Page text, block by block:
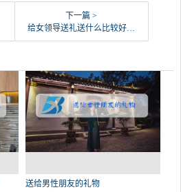
下一篇 >
给女领导送礼送什么比较好 2000元
送给男性朋友的礼物